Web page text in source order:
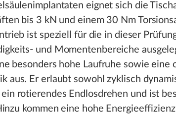
eignet sich die
bis 3 kN und einem 30 Nm
ist speziell für die in dieser
und Momentenbereiche
besonders hohe Laufruhe sowie eine
aus. Er erlaubt sowohl zyklisch
rotierendes Endlosdrehen und ist
kommen eine hohe